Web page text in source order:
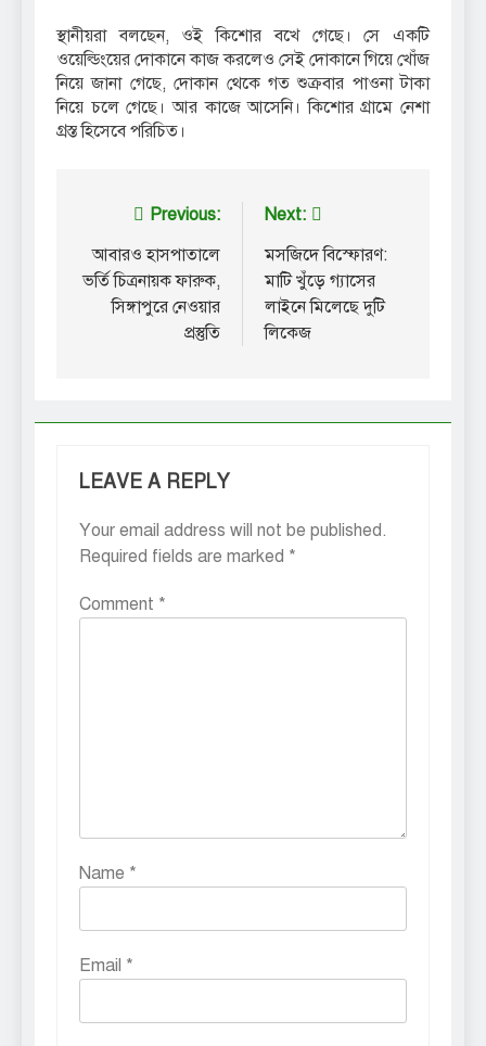
স্থানীয়রা বলছেন, ওই কিশোর বখে গেছে। সে একটি
ওয়েল্ডিংয়ের দোকানে কাজ করলেও সেই দোকানে গিয়ে খোঁজ
নিয়ে জানা গেছে, দোকান থেকে গত শুক্রবার পাওনা টাকা
নিয়ে চলে গেছে। আর কাজে আসেনি। কিশোর গ্রামে নেশা
গ্রস্ত হিসেবে পরিচিত।
navigation
Previous:
আবারও হাসপাতালে
ভর্তি চিত্রনায়ক ফারুক,
সিঙ্গাপুরে নেওয়ার
প্রস্তুতি
Next:
মসজিদে বিস্ফোরণ:
মাটি খুঁড়ে গ্যাসের
লাইনে মিলেছে দুটি
লিকেজ
LEAVE A REPLY
Your email address will not be published.
Required fields are marked *
Comment *
Name *
Email *